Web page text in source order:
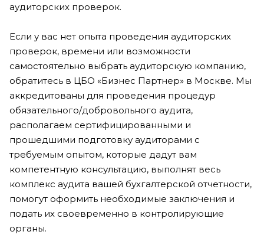
аудиторских проверок.
Если у вас нет опыта проведения аудиторских
проверок, времени или возможности
самостоятельно выбрать аудиторскую компанию,
обратитесь в ЦБО «Бизнес Партнер» в Москве. Мы
аккредитованы для проведения процедур
обязательного/добровольного аудита,
располагаем сертифицированными и
прошедшими подготовку аудиторами с
требуемым опытом, которые дадут вам
компетентную консультацию, выполнят весь
комплекс аудита вашей бухгалтерской отчетности,
помогут оформить необходимые заключения и
подать их своевременно в контролирующие
органы.